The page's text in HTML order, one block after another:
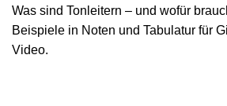
Was sind Tonleitern – und wofür
Beispiele in Noten und Tabulatur für
Video.